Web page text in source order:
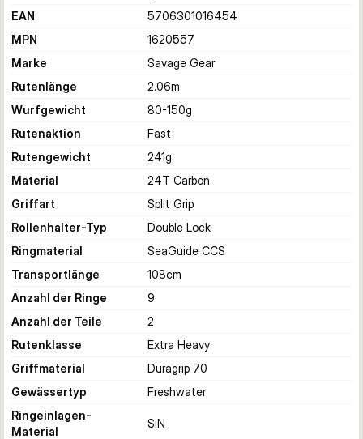
EAN
5706301016454
MPN
1620557
Marke
Savage Gear
Rutenlänge
2.06m
Wurfgewicht
80-150g
Rutenaktion
Fast
Rutengewicht
241g
Material
24T Carbon
Griffart
Split Grip
Rollenhalter-Typ
Double Lock
Ringmaterial
SeaGuide CCS
Transportlänge
108cm
Anzahl der Ringe
9
Anzahl der Teile
2
Rutenklasse
Extra Heavy
Griffmaterial
Duragrip 70
Gewässertyp
Freshwater
Ringeinlagen-
Material
SiN